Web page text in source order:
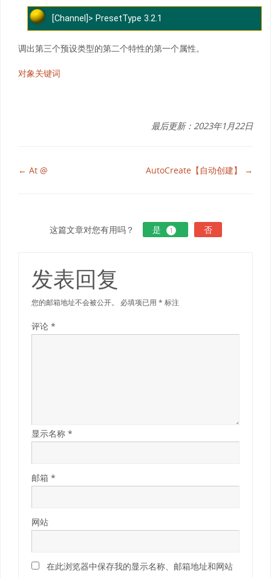
[Channel]> ​PresetType 3.2.1
调出第三个预设类型的第二个特性的第一个属性。
对象关键词
最后更新：2023年1月22日
← At @ AutoCreate【自动创建】 →
这篇文章对您有用吗？ 是 1 否
发表回复
您的邮箱地址不会被公开。 必填项已用* 标注
评论*
显示名称*
邮箱*
网站
在此浏览器中保存我的显示名称、邮箱地址和网站